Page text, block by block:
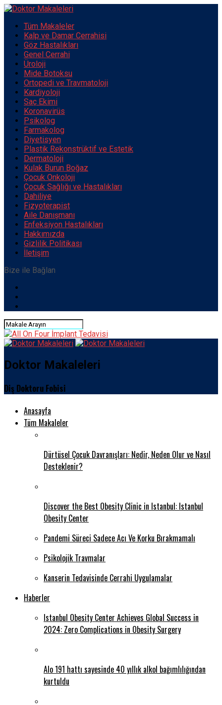
Tüm Makaleler
Kalp ve Damar Cerrahisi
Göz Hastalıkları
Genel Cerrahi
Üroloji
Mide Botoksu
Ortopedi ve Travmatoloji
Kardiyoloji
Saç Ekimi
Koronavirüs
Psikolog
Farmakolog
Diyetisyen
Plastik Rekonstrüktif ve Estetik
Dermatoloji
Kulak Burun Boğaz
Çocuk Onkoloji
Çocuk Sağlığı ve Hastalıkları
Dahiliye
Fizyoterapist
Aile Danışmanı
Enfeksiyon Hastalıkları
Hakkımızda
Gizlilik Politikası
İletişim
Bize ile Bağlan
Doktor Makaleleri
Diş Doktoru Fobisi
Anasayfa
Tüm Makaleler
Dürtüsel Çocuk Davranışları: Nedir, Neden Olur ve Nasıl
Desteklenir?
Discover the Best Obesity Clinic in Istanbul: Istanbul
Obesity Center
Pandemi Süreci Sadece Acı Ve Korku Bırakmamalı
Psikolojik Travmalar
Kanserin Tedavisinde Cerrahi Uygulamalar
Haberler
Istanbul Obesity Center Achieves Global Success in
2024: Zero Complications in Obesity Surgery
Alo 191 hattı sayesinde 40 yıllık alkol bağımlılığından
kurtuldu